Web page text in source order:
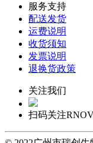
服务支持
配送发货
运费说明
收货须知
发票说明
退换货政策
关注我们
扫码关注